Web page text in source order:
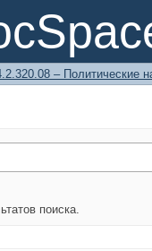
– Политические
поиска.